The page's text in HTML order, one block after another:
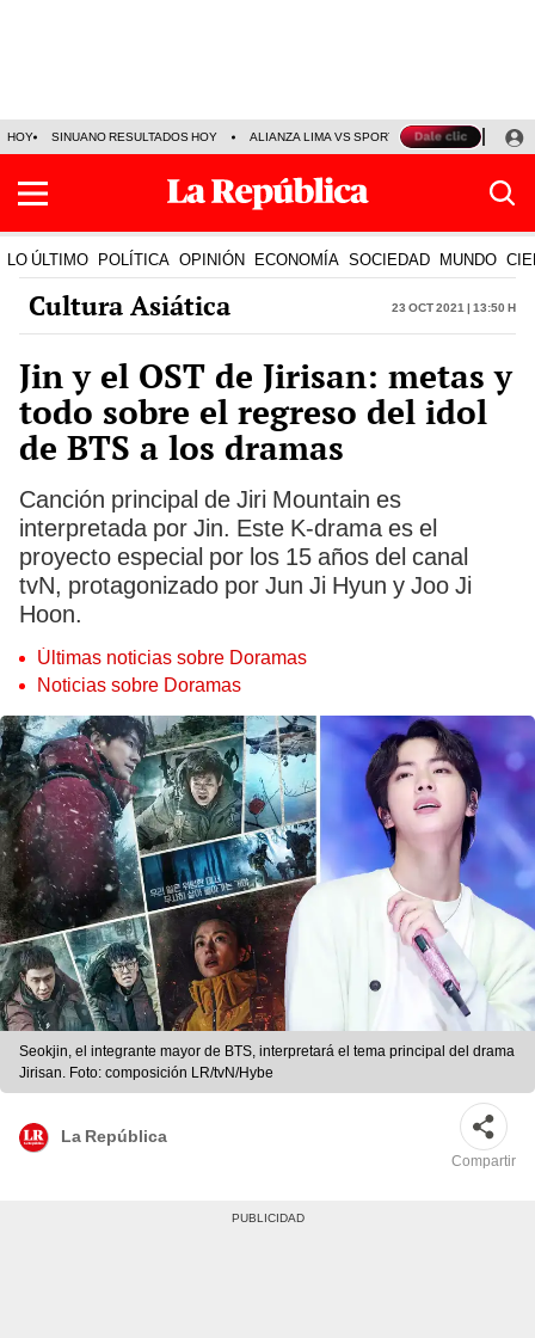
HOY SINUANO RESULTADOS HOY ALIANZA LIMA VS SPORT BOYS JORGE
LO ÚLTIMO POLÍTICA OPINIÓN ECONOMÍA SOCIEDAD MUNDO
Cultura Asiática 23 Oct 2021 | 13:50 h
Jin y el OST de Jirisan: metas y
todo sobre el regreso del idol
de BTS a los dramas
Canción principal de Jiri Mountain es
interpretada por Jin. Este K-drama es el
proyecto especial por los 15 años del canal
tvN, protagonizado por Jun Ji Hyun y Joo Ji
Hoon.
Últimas noticias sobre Doramas
Noticias sobre Doramas
Seokjin, el integrante mayor de BTS, interpretará el tema principal del drama
Jirisan. Foto: composición LR/tvN/Hybe
La República
Compartir